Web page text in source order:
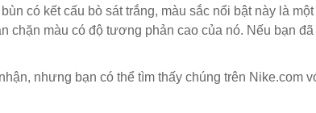
có kết cấu bò sát trắng, màu sắc nổi bật này là
chặn màu có độ tương phản cao của nó. Nếu bạn
nhưng bạn có thể tìm thấy chúng trên Nike.com